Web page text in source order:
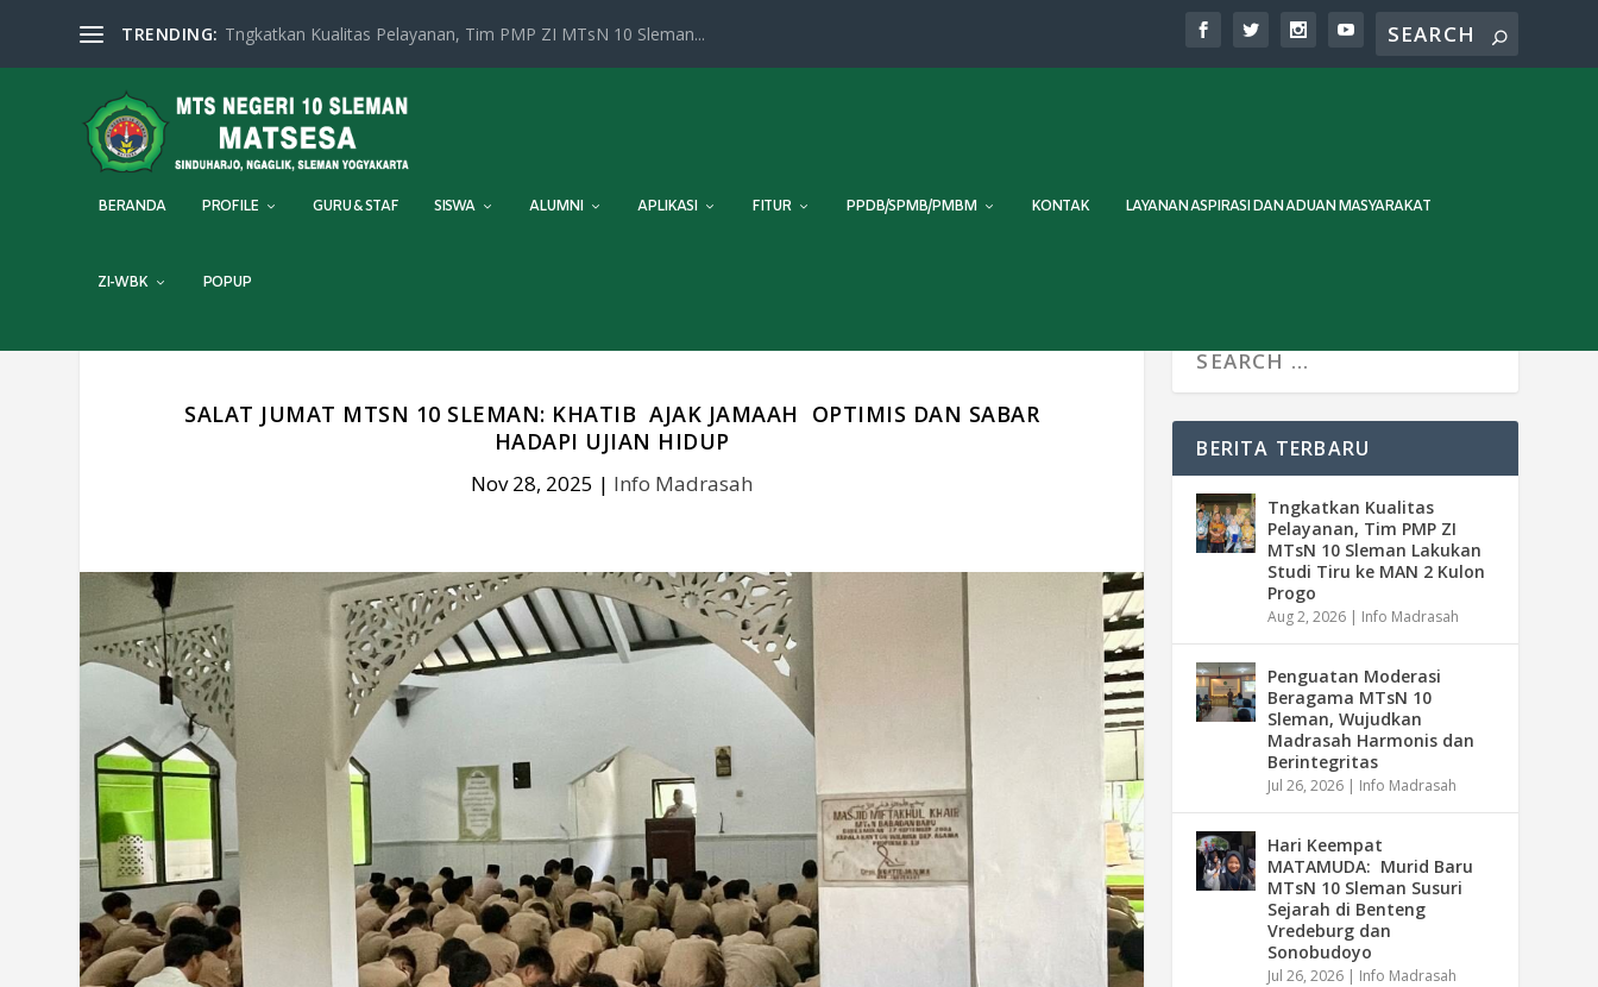
TRENDING: Tngkatkan Kualitas Pelayanan, Tim PMP ZI MTsN 10 Sleman...
BERANDA PROFILE GURU & STAF SISWA ALUMNI APLIKASI FITUR PPDB/SPMB/PMBM KONTAK LAYANAN ASPIRASI DAN ADUAN MASYARAKAT
ZI-WBK POPUP
SALAT JUMAT MTSN 10 SLEMAN: KHATIB AJAK JAMAAH OPTIMIS DAN SABAR
HADAPI UJIAN HIDUP
Nov 28, 2025 | Info Madrasah
BERITA TERBARU
Tngkatkan Kualitas
Pelayanan, Tim PMP ZI
MTsN 10 Sleman Lakukan
Studi Tiru ke MAN 2 Kulon
Progo
Aug 2, 2026 | Info Madrasah
Penguatan Moderasi
Beragama MTsN 10
Sleman, Wujudkan
Madrasah Harmonis dan
Berintegritas
Jul 26, 2026 | Info Madrasah
Hari Keempat
MATAMUDA: Murid Baru
MTsN 10 Sleman Susuri
Sejarah di Benteng
Vredeburg dan
Sonobudoyo
Jul 26, 2026 | Info Madrasah